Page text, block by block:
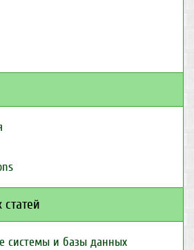
системы и базы данных